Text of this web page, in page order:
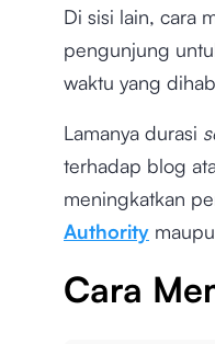
Di sisi lain, cara
pengunjung
waktu yang
Lamanya durasi
terhadap blog
meningkatkan
Authority
Cara